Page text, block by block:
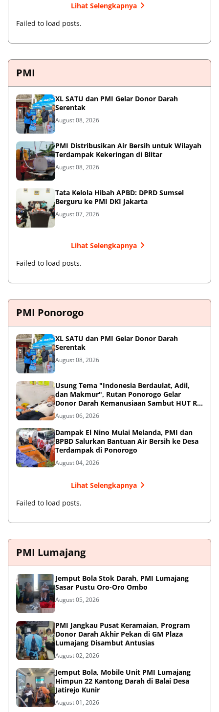
Lihat Selengkapnya
Failed to load posts.
PMI
XL SATU dan PMI Gelar Donor Darah
Serentak
August 08, 2026
PMI Distribusikan Air Bersih untuk Wilayah
Terdampak Kekeringan di Blitar
August 08, 2026
Tata Kelola Hibah APBD: DPRD Sumsel
Berguru ke PMI DKI Jakarta
August 07, 2026
Lihat Selengkapnya
Failed to load posts.
PMI Ponorogo
XL SATU dan PMI Gelar Donor Darah
Serentak
August 08, 2026
Usung Tema "Indonesia Berdaulat, Adil,
dan Makmur", Rutan Ponorogo Gelar
Donor Darah Kemanusiaan Sambut HUT RI
ke-81
August 06, 2026
Dampak El Nino Mulai Melanda, PMI dan
BPBD Salurkan Bantuan Air Bersih ke Desa
Terdampak di Ponorogo
August 04, 2026
Lihat Selengkapnya
Failed to load posts.
PMI Lumajang
Jemput Bola Stok Darah, PMI Lumajang
Sasar Pustu Oro-Oro Ombo
August 05, 2026
PMI Jangkau Pusat Keramaian, Program
Donor Darah Akhir Pekan di GM Plaza
Lumajang Disambut Antusias
August 02, 2026
Jemput Bola, Mobile Unit PMI Lumajang
Himpun 22 Kantong Darah di Balai Desa
Jatirejo Kunir
August 01, 2026